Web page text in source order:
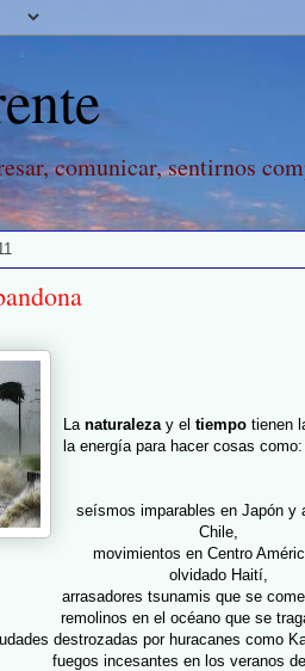
comunicar, sentirnos
La naturalezay el tiempo tienen
la energía para hacer cosas como:
seísmos imparables en Japón y
Chile,
movimientos en Centro
olvidado Haití,
arrasadores tsunamis que se
remolinos en el océano que se
destrozadas por huracanes como
fuegos incesantes en los veranos